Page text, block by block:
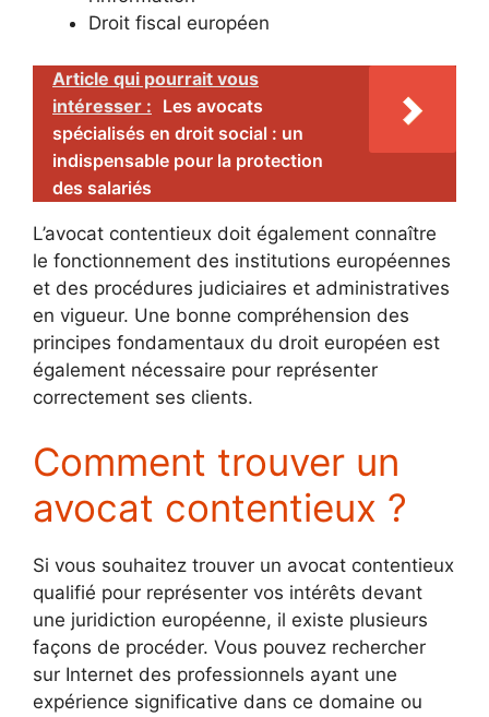
Droit fiscal européen
Article qui pourrait vous
intéresser : Les avocats
spécialisés en droit social : un
indispensable pour la protection
des salariés
L’avocat contentieux doit également connaître
le fonctionnement des institutions européennes
et des procédures judiciaires et administratives
en vigueur. Une bonne compréhension des
principes fondamentaux du droit européen est
également nécessaire pour représenter
correctement ses clients.
Comment trouver un
avocat contentieux ?
Si vous souhaitez trouver un avocat contentieux
qualifié pour représenter vos intérêts devant
une juridiction européenne, il existe plusieurs
façons de procéder. Vous pouvez rechercher
sur Internet des professionnels ayant une
expérience significative dans ce domaine ou